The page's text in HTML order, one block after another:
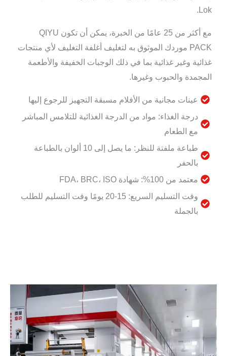
Lok.
مع أكثر من 25 عامًا من الخبرة، يمكن أن تكون QIYU
PACK موردك الموثوق به لتغليف أغلفة التغليف لأي منتجات
غذائية وغير غذائية بما في ذلك الوجبات الخفيفة والأطعمة
المجمدة والحبوب وغيرها.
عينات مجانية من الأفلام مسبقة التجهيز للرجوع إليها
درجة الغذاء: مواد من الدرجة الغذائية للتلامس المباشر
مع الطعام
طباعة ملفتة للنظر: ما يصل إلى 10 ألوان بالطباعة
بالحفر
معتمد من 100%: شهادة FDA، BRC، ISO
وقت التسليم السريع: 15-20 يومًا وقت التسليم للطلب
بالجملة